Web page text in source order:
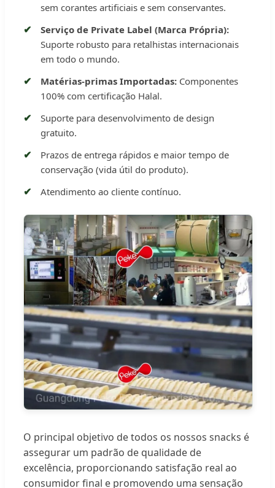
sem corantes artificiais e sem conservantes.
Serviço de Private Label (Marca Própria):
Suporte robusto para retalhistas internacionais
em todo o mundo.
Matérias-primas Importadas: Componentes
100% com certificação Halal.
Suporte para desenvolvimento de design
gratuito.
Prazos de entrega rápidos e maior tempo de
conservação (vida útil do produto).
Atendimento ao cliente contínuo.
O principal objetivo de todos os nossos snacks é
assegurar um padrão de qualidade de
excelência, proporcionando satisfação real ao
consumidor final e promovendo uma sensação